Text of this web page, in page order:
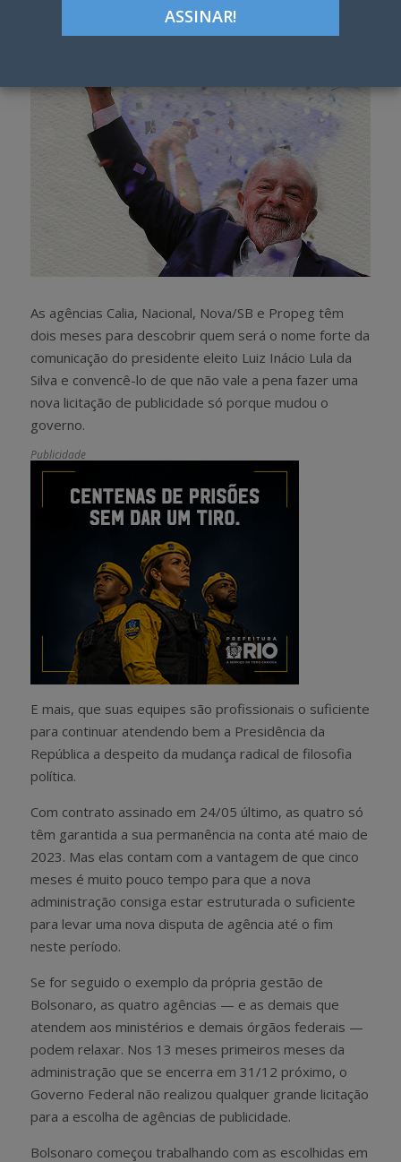
As agências Calia, Nacional, Nova/SB e Propeg têm
dois meses para descobrir quem será o nome forte da
comunicação do presidente eleito Luiz Inácio Lula da
Silva e convencê-lo de que não vale a pena fazer uma
nova licitação de publicidade só porque mudou o
governo.
Publicidade
E mais, que suas equipes são profissionais o suficiente
para continuar atendendo bem a Presidência da
República a despeito da mudança radical de filosofia
política.
Com contrato assinado em 24/05 último, as quatro só
têm garantida a sua permanência na conta até maio de
2023. Mas elas contam com a vantagem de que cinco
meses é muito pouco tempo para que a nova
administração consiga estar estruturada o suficiente
para levar uma nova disputa de agência até o fim
neste período.
Se for seguido o exemplo da própria gestão de
Bolsonaro, as quatro agências — e as demais que
atendem aos ministérios e demais órgãos federais —
podem relaxar. Nos 13 meses primeiros meses da
administração que se encerra em 31/12 próximo, o
Governo Federal não realizou qualquer grande licitação
para a escolha de agências de publicidade.
Bolsonaro começou trabalhando com as escolhidas em